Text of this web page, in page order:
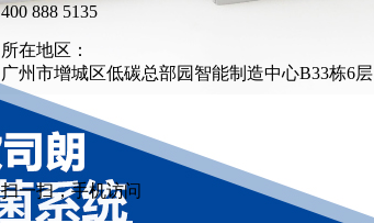
400 888 5135
所在地区：
广州市增城区低碳总部园智能制造中心B33栋6层
扫一扫，手机访问